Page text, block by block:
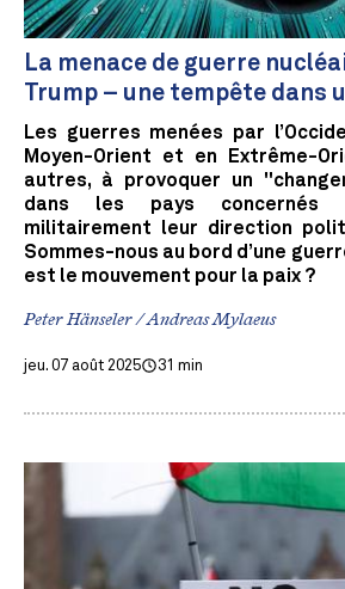
La menace de guerre
Trump – une tempête dans
Les guerres menées par
Moyen-Orient et en Extrême-
autres, à provoquer un
dans les pays concernés
militairement leur direction
Sommes-nous au bord d’une
est le mouvement pour la paix ?
Peter Hänseler / Andreas Mylaeus
jeu. 07 août 2025 31 min